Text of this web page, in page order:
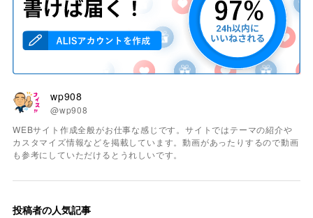
wp908
@wp908
WEBサイト作成全般がお仕事な感じです。サイトではテーマの紹介や
カスタマイズ情報などを掲載しています。動画があったりするので動画
も参考にしていただけるとうれしいです。
投稿者の人気記事